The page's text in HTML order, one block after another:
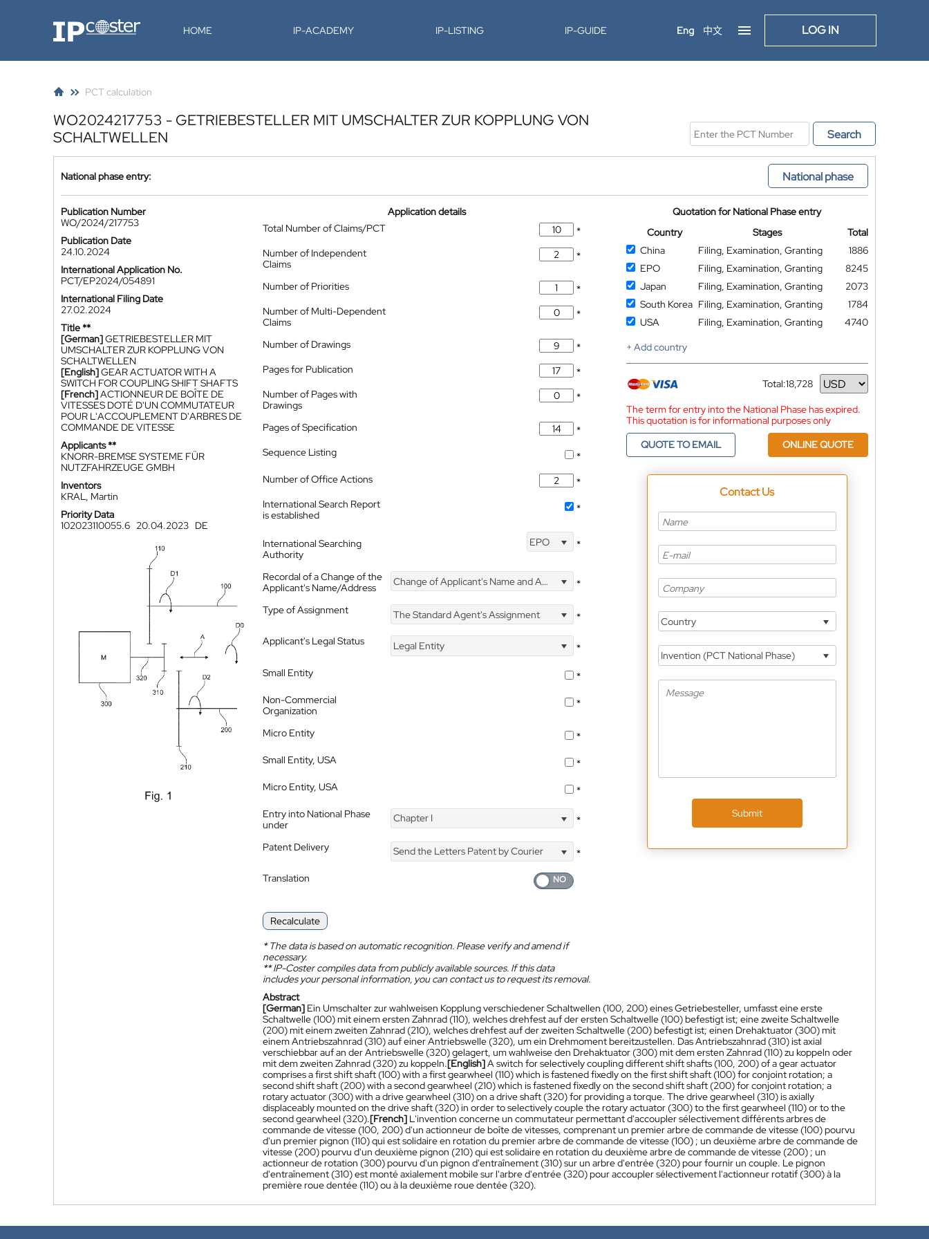
IP-Coster HOME IP-ACADEMY IP-LISTING IP-GUIDE Eng 中文 LOG IN
PCT calculation
WO2024217753 - GETRIEBESTELLER MIT UMSCHALTER ZUR KOPPLUNG VON
SCHALTWELLEN
Search
National phase entry: National phase
Publication Number
WO/2024/217753
Publication Date
24.10.2024
International Application No.
PCT/EP2024/054891
International Filing Date
27.02.2024
Title **
[German]GETRIEBESTELLER MIT
UMSCHALTER ZUR KOPPLUNG VON
SCHALTWELLEN
[English]GEAR ACTUATOR WITH A
SWITCH FOR COUPLING SHIFT SHAFTS
[French]ACTIONNEUR DE BOÎTE DE
VITESSES DOTÉ D'UN COMMUTATEUR
POUR L'ACCOUPLEMENT D'ARBRES DE
COMMANDE DE VITESSE
Applicants **
KNORR-BREMSE SYSTEME FÜR
NUTZFAHRZEUGE GMBH
Inventors
KRAL, Martin
Priority Data
102023110055.6 20.04.2023 DE
Application details
Total Number of Claims/PCT
*
Number of Independent
Claims
*
Number of Priorities
*
Number of Multi-Dependent
Claims
*
Number of Drawings
*
Pages for Publication
*
Number of Pages with
Drawings
*
Pages of Specification
*
Sequence Listing
*
Number of Office Actions
*
International Search Report
is established
*
International Searching
Authority
EPO *
Recordal of a Change of the
Applicant's Name/Address
Change of Applicant's Name and Address *
Type of Assignment The Standard Agent's Assignment
*
Applicant's Legal Status
Legal Entity
*
Small Entity
*
Non-Commercial
Organization
*
Micro Entity
*
Small Entity, USA
*
Micro Entity, USA
*
Entry into National Phase
under
Chapter I *
Patent Delivery Send the Letters Patent by Courier
*
Translation
Recalculate
*The data is based on automatic recognition. Please verify and amend if
necessary.
**IP-Coster compiles data from publicly available sources. If this data
includes your personal information, you can contact us to request its removal.
Quotation for National Phase entry
Country
Stages
Total
China
Filing, Examination, Granting
1886
EPO
Filing, Examination, Granting
8245
Japan
Filing, Examination, Granting
2073
South Korea Filing, Examination, Granting
1784
USA
Filing, Examination, Granting
4740
+ Add country
Total:18,728
Currency
The term for entry into the National Phase has expired.
This quotation is for informational purposes only
QUOTE TO EMAIL
ONLINE QUOTE
Contact Us
Country
Invention (PCT National Phase)
Submit
Abstract
[German] Ein Umschalter zur wahlweisen Kopplung verschiedener Schaltwellen (100, 200) eines Getriebesteller, umfasst eine erste
Schaltwelle (100) mit einem ersten Zahnrad (110), welches drehfest auf der ersten Schaltwelle (100) befestigt ist; eine zweite Schaltwelle
(200) mit einem zweiten Zahnrad (210), welches drehfest auf der zweiten Schaltwelle (200) befestigt ist; einen Drehaktuator (300) mit
einem Antriebszahnrad (310) auf einer Antriebswelle (320), um ein Drehmoment bereitzustellen. Das Antriebszahnrad (310) ist axial
verschiebbar auf an der Antriebswelle (320) gelagert, um wahlweise den Drehaktuator (300) mit dem ersten Zahnrad (110) zu koppeln oder
mit dem zweiten Zahnrad (320) zu koppeln.[English]A switch for selectively coupling different shift shafts (100, 200) of a gear actuator
comprises a first shift shaft (100) with a first gearwheel (110) which is fastened fixedly on the first shift shaft (100) for conjoint rotation; a
second shift shaft (200) with a second gearwheel (210) which is fastened fixedly on the second shift shaft (200) for conjoint rotation; a
rotary actuator (300) with a drive gearwheel (310) on a drive shaft (320) for providing a torque. The drive gearwheel (310) is axially
displaceably mounted on the drive shaft (320) in order to selectively couple the rotary actuator (300) to the first gearwheel (110) or to the
second gearwheel (320).[French] L'invention concerne un commutateur permettant d'accoupler sélectivement différents arbres de
commande de vitesse (100, 200) d'un actionneur de boîte de vitesses, comprenant un premier arbre de commande de vitesse (100) pourvu
d'un premier pignon (110) qui est solidaire en rotation du premier arbre de commande de vitesse (100) ; un deuxième arbre de commande de
vitesse (200) pourvu d'un deuxième pignon (210) qui est solidaire en rotation du deuxième arbre de commande de vitesse (200) ; un
actionneur de rotation (300) pourvu d'un pignon d'entraînement (310) sur un arbre d'entrée (320) pour fournir un couple. Le pignon
d'entraînement (310) est monté axialement mobile sur l'arbre d'entrée (320) pour accoupler sélectivement l'actionneur rotatif (300) à la
première roue dentée (110) ou à la deuxième roue dentée (320).